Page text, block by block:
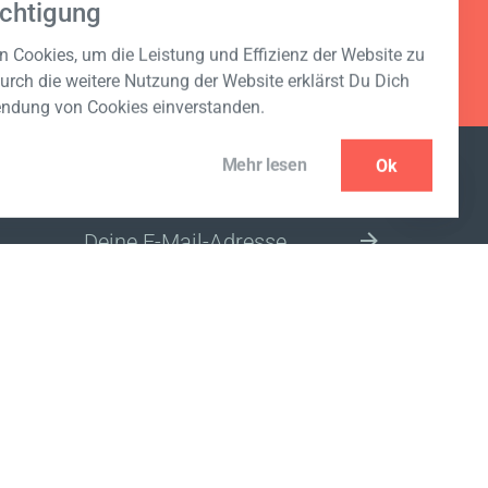
Cookies, um die Leistung und Effizienz der Website zu
die weitere Nutzung der Website erklärst Du Dich
von Cookies einverstanden.
Mehr lesen Ok